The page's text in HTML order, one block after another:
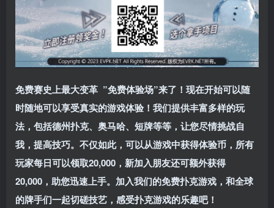
免费赛史上最大变革 ”免费体验场”来了！ 现在开始可以随
时随地可以享受真实的游戏体验！我们提供丰富多样的玩
法，包括德州扑克、奥马哈、短牌等等，让您尽情挑战自
我，提高技巧。不仅如此， 可以从游戏中获得体验币，所有
玩家每日可以领取20,000，新加入朋友还可额外获得
20,000，助您迅速上手。 加入我们的免费扑克游戏，和全球
的牌手们一起切磋技艺，感受扑克游戏的乐趣吧！